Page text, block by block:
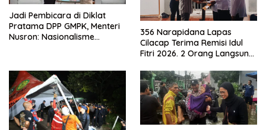
Jadi Pembicara di Diklat
Pratama DPP GMPK, Menteri
Nusron: Nasionalisme
356 Narapidana Lapas
Cilacap Terima Remisi Idul
Fitri 2026. 2 Orang Langsung